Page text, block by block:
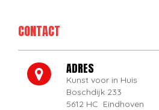
CONTACT
ADRES
Kunst voor in Huis
Boschdijk 233
5612 HC Eindhoven